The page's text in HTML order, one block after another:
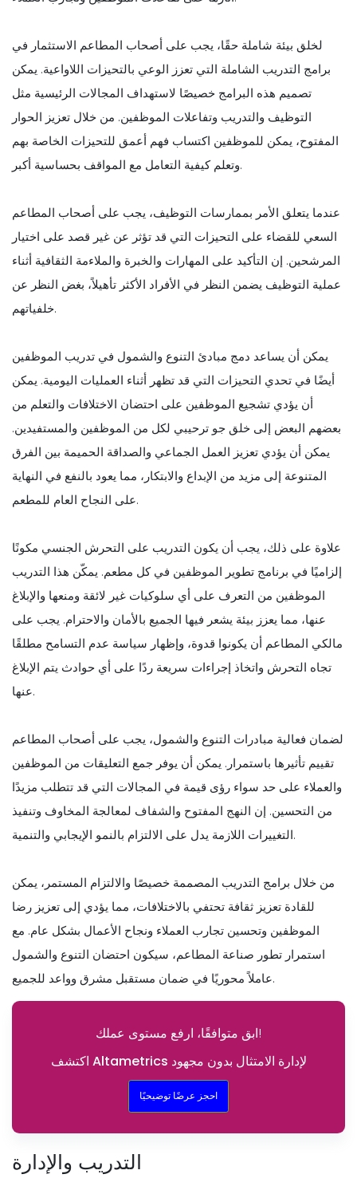
لخلق بيئة شاملة حقًا، يجب على أصحاب المطاعم الاستثمار في
برامج التدريب الشاملة التي تعزز الوعي بالتحيزات اللاواعية. يمكن
تصميم هذه البرامج خصيصًا لاستهداف المجالات الرئيسية مثل
التوظيف والتدريب وتفاعلات الموظفين. من خلال تعزيز الحوار
المفتوح، يمكن للموظفين اكتساب فهم أعمق للتحيزات الخاصة بهم
وتعلم كيفية التعامل مع المواقف بحساسية أكبر.
عندما يتعلق الأمر بممارسات التوظيف، يجب على أصحاب المطاعم
السعي للقضاء على التحيزات التي قد تؤثر عن غير قصد على اختيار
المرشحين. إن التأكيد على المهارات والخبرة والملاءمة الثقافية أثناء
عملية التوظيف يضمن النظر في الأفراد الأكثر تأهيلاً، بغض النظر عن
خلفياتهم.
يمكن أن يساعد دمج مبادئ التنوع والشمول في تدريب الموظفين
أيضًا في تحدي التحيزات التي قد تظهر أثناء العمليات اليومية. يمكن
أن يؤدي تشجيع الموظفين على احتضان الاختلافات والتعلم من
بعضهم البعض إلى خلق جو ترحيبي لكل من الموظفين والمستفيدين.
يمكن أن يؤدي تعزيز العمل الجماعي والصداقة الحميمة بين الفرق
المتنوعة إلى مزيد من الإبداع والابتكار، مما يعود بالنفع في النهاية
على النجاح العام للمطعم.
علاوة على ذلك، يجب أن يكون التدريب على التحرش الجنسي مكونًا
إلزاميًا في برنامج تطوير الموظفين في كل مطعم. يمكّن هذا التدريب
الموظفين من التعرف على أي سلوكيات غير لائقة ومنعها والإبلاغ
عنها، مما يعزز بيئة يشعر فيها الجميع بالأمان والاحترام. يجب على
مالكي المطاعم أن يكونوا قدوة، وإظهار سياسة عدم التسامح مطلقًا
تجاه التحرش واتخاذ إجراءات سريعة ردًا على أي حوادث يتم الإبلاغ
عنها.
لضمان فعالية مبادرات التنوع والشمول، يجب على أصحاب المطاعم
تقييم تأثيرها باستمرار. يمكن أن يوفر جمع التعليقات من الموظفين
والعملاء على حد سواء رؤى قيمة في المجالات التي قد تتطلب مزيدًا
من التحسين. إن النهج المفتوح والشفاف لمعالجة المخاوف وتنفيذ
التغييرات اللازمة يدل على الالتزام بالنمو الإيجابي والتنمية.
من خلال برامج التدريب المصممة خصيصًا والالتزام المستمر، يمكن
للقادة تعزيز ثقافة تحتفي بالاختلافات، مما يؤدي إلى تعزيز رضا
الموظفين وتحسين تجارب العملاء ونجاح الأعمال بشكل عام. مع
استمرار تطور صناعة المطاعم، سيكون احتضان التنوع والشمول
عاملاً محوريًا في ضمان مستقبل مشرق وواعد للجميع.
ابق متوافقًا، ارفع مستوى عملك!
اكتشف Altametrics لإدارة الامتثال بدون مجهود
احجز عرضًا توضيحيًا
التدريب والإدارة